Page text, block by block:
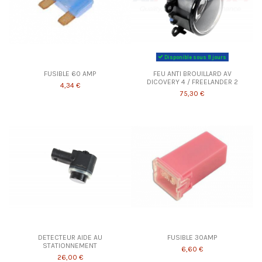
FUSIBLE 60 AMP
4,34 €
Disponible sous 8 jours
FEU ANTI BROUILLARD AV
DICOVERY 4 / FREELANDER 2
75,30 €
DETECTEUR AIDE AU
STATIONNEMENT
26,00 €
FUSIBLE 30AMP
6,60 €